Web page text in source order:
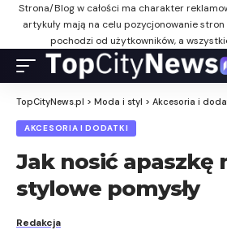
Strona/Blog w całości ma charakter
artykuły mają na celu pozycjonowanie stron
pochodzi od użytkowników, a
TopCityNews.pl > Moda i styl > Akcesoria i
AKCESORIA I DODATKI
Jak nosić apaszkę
stylowe pomysły
Redakcja